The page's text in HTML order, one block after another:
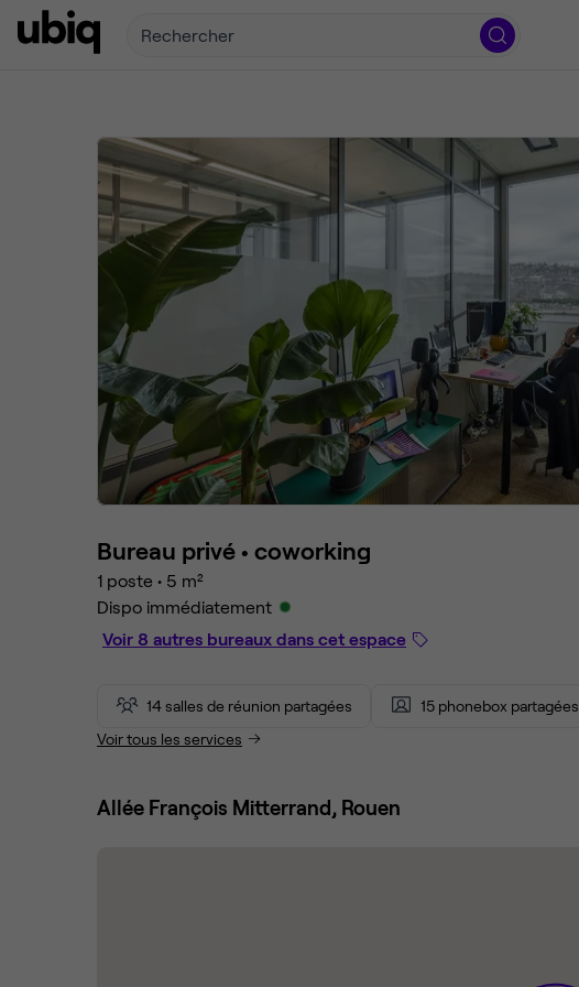
Rechercher
Bureau privé • coworking
1 poste • 5 m²
Dispo immédiatement
Voir 8 autres bureaux dans cet espace
14 salles de réunion partagées 15 phonebox partagées
Voir tous les services
Allée François Mitterrand, Rouen